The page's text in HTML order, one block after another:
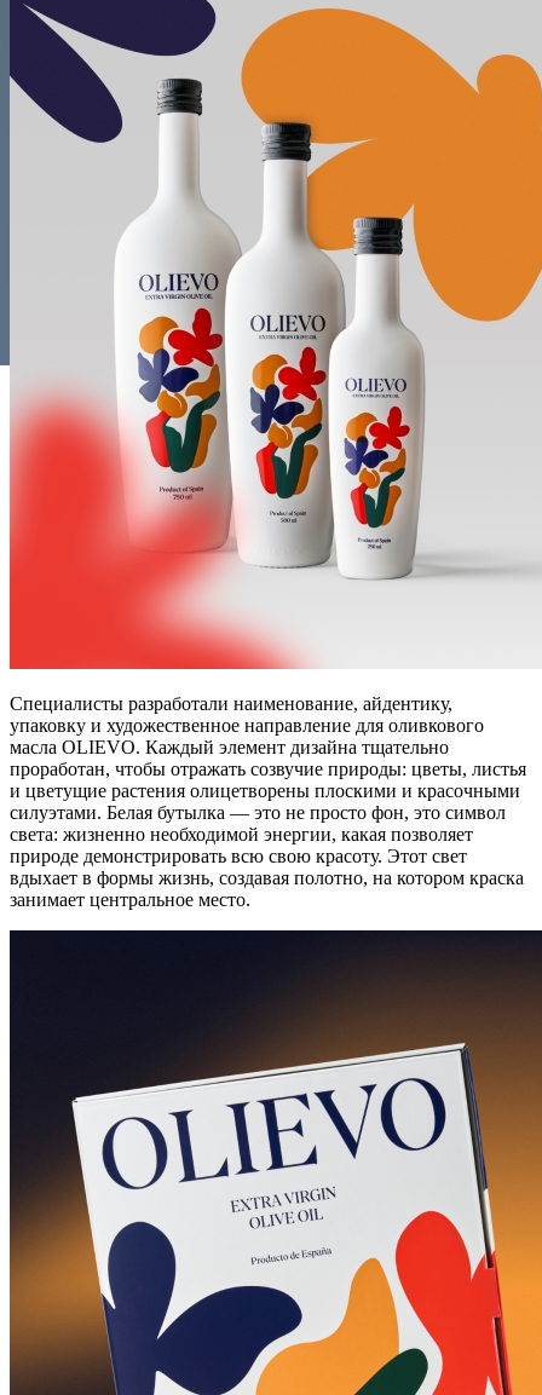
Специалисты разработали наименование, айдентику,
упаковку и художественное направление для оливкового
масла OLIEVO. Каждый элемент дизайна тщательно
проработан, чтобы отражать созвучие природы: цветы, листья
и цветущие растения олицетворены плоскими и красочными
силуэтами. Белая бутылка — это не просто фон, это символ
света: жизненно необходимой энергии, какая позволяет
природе демонстрировать всю свою красоту. Этот свет
вдыхает в формы жизнь, создавая полотно, на котором краска
занимает центральное место.